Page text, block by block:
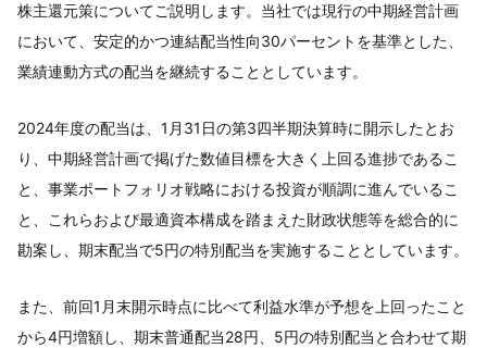
株主還元策についてご説明します。当社では現行の中期経営計画
において、安定的かつ連結配当性向30パーセントを基準とした、
業績連動方式の配当を継続することとしています。
2024年度の配当は、1月31日の第3四半期決算時に開示したとお
り、中期経営計画で掲げた数値目標を大きく上回る進捗であるこ
と、事業ポートフォリオ戦略における投資が順調に進んでいるこ
と、これらおよび最適資本構成を踏まえた財政状態等を総合的に
勘案し、期末配当で5円の特別配当を実施することとしています。
また、前回1月末開示時点に比べて利益水準が予想を上回ったこと
から4円増額し、期末普通配当28円、5円の特別配当と合わせて期